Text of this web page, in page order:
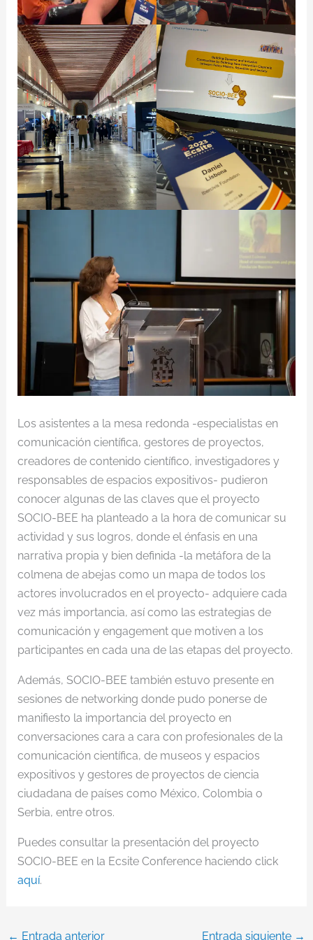
Los asistentes a la mesa redonda -especialistas en
comunicación científica, gestores de proyectos,
creadores de contenido científico, investigadores y
responsables de espacios expositivos- pudieron
conocer algunas de las claves que el proyecto
SOCIO-BEE ha planteado a la hora de comunicar su
actividad y sus logros, donde el énfasis en una
narrativa propia y bien definida -la metáfora de la
colmena de abejas como un mapa de todos los
actores involucrados en el proyecto- adquiere cada
vez más importancia, así como las estrategias de
comunicación y engagement que motiven a los
participantes en cada una de las etapas del proyecto.
Además, SOCIO-BEE también estuvo presente en
sesiones de networking donde pudo ponerse de
manifiesto la importancia del proyecto en
conversaciones cara a cara con profesionales de la
comunicación científica, de museos y espacios
expositivos y gestores de proyectos de ciencia
ciudadana de países como México, Colombia o
Serbia, entre otros.
Puedes consultar la presentación del proyecto
SOCIO-BEE en la Ecsite Conference haciendo click
aquí.
← Entrada anterior Entrada siguiente →